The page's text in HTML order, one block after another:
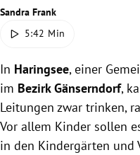
Sandra Frank
5:42 Min
In Haringsee, einer
im Bezirk Gänserndorf,
Leitungen zwar trinken,
Vor allem Kinder sollen
in den Kindergärten und